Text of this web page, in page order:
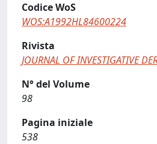
Codice WoS
WOS:A1992HL84600224
Rivista
JOURNAL OF INVESTIGATIVE
N° del Volume
98
Pagina iniziale
538